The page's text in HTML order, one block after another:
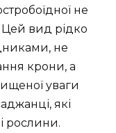
не
Цей вид рідко
не
крони, а
уваги
які
рослини.